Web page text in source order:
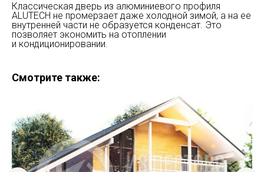
Классическая дверь из алюминиевого профиля
ALUTECH не промерзает даже холодной зимой, а на ее
внутренней части не образуется конденсат. Это
позволяет экономить на отоплении
и кондиционировании.
Смотрите также: